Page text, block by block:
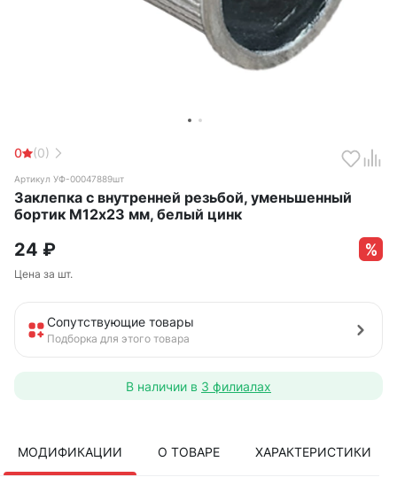
0 (0)
Артикул УФ-00047889шт
Заклепка с внутренней резьбой, уменьшенный
бортик М12х23 мм, белый цинк
24 ₽
Цена за шт.
Сопутствующие товары
Подборка для этого товара
В наличии в 3 филиалах
МОДИФИКАЦИИ О ТОВАРЕ ХАРАКТЕРИСТИКИ